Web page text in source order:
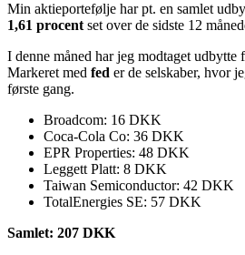
Min aktieportefølje har pt. en samlet
1,61 procent set over de sidste 12
I denne måned har jeg modtaget udbytte
Markeret med fed er de selskaber, hvor
første gang.
Broadcom: 16 DKK
Coca-Cola Co: 36 DKK
EPR Properties: 48 DKK
Leggett Platt: 8 DKK
Taiwan Semiconductor: 42 DKK
TotalEnergies SE: 57 DKK
Samlet: 207 DKK